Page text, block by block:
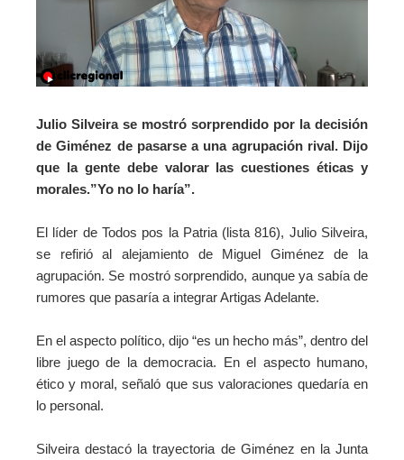
Julio Silveira se mostró sorprendido por la decisión
de Giménez de pasarse a una agrupación rival. Dijo
que la gente debe valorar las cuestiones éticas y
morales.”Yo no lo haría”.
El líder de Todos pos la Patria (lista 816), Julio Silveira,
se refirió al alejamiento de Miguel Giménez de la
agrupación. Se mostró sorprendido, aunque ya sabía de
rumores que pasaría a integrar Artigas Adelante.
En el aspecto político, dijo “es un hecho más”, dentro del
libre juego de la democracia. En el aspecto humano,
ético y moral, señaló que sus valoraciones quedaría en
lo personal.
Silveira destacó la trayectoria de Giménez en la Junta